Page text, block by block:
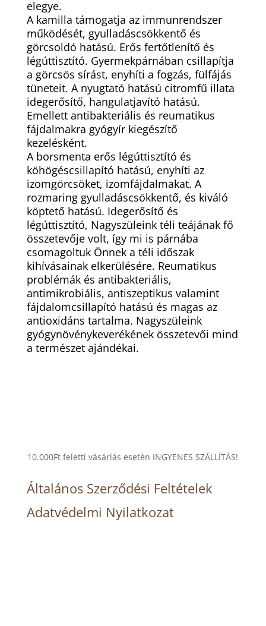
elegye.
A kamilla támogatja az immunrendszer
működését, gyulladáscsökkentő és
görcsoldó hatású. Erős fertőtlenítő és
légúttisztító. Gyermekpárnában csillapítja
a görcsös sírást, enyhíti a fogzás, fülfájás
tüneteit. A nyugtató hatású citromfű illata
idegerősítő, hangulatjavító hatású.
Emellett antibakteriális és reumatikus
fájdalmakra gyógyír kiegészítő
kezelésként.
A borsmenta erős légúttisztító és
köhögéscsillapító hatású, enyhíti az
izomgörcsöket, izomfájdalmakat. A
rozmaring gyulladáscsökkentő, és kiváló
köptető hatású. Idegerősítő és
légúttisztító, Nagyszüleink téli teájának fő
összetevője volt, így mi is párnába
csomagoltuk Önnek a téli időszak
kihívásainak elkerülésére. Reumatikus
problémák és antibakteriális,
antimikrobiális, antiszeptikus valamint
fájdalomcsillapító hatású és magas az
antioxidáns tartalma. Nagyszüleink
gyógynövénykeverékének összetevői mind
a természet ajándékai.
10.000Ft feletti vásárlás esetén INGYENES SZÁLLÍTÁS!
Általános Szerződési Feltételek
Adatvédelmi Nyilatkozat